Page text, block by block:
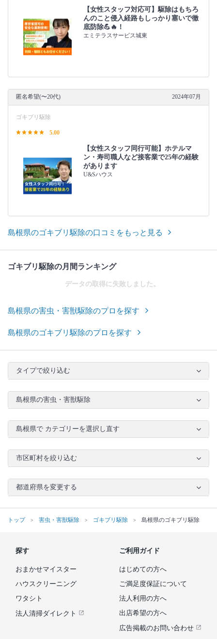
【女性スタッフ対応可】駆除はもちろ
んのこと侵入経路もしっかり塞いで徹
底防除💪🔥！
エミテラスサービス城東
匿名希望(〜20代) 2024年07月
ゴキブリ駆除
5.00
【女性スタッフ同行可能】ホテルマ
ン・寿司職人など接客業で25年の経験
があります
U&Sハウス
島根県のゴキブリ駆除の口コミをもっと見る
ゴキブリ駆除の月間ランキング
データの取得に失敗しました。
島根県の害虫・害獣駆除のプロを探す
島根県のゴキブリ駆除のプロを探す
タイプで絞り込む
島根県の害虫・害獣駆除
島根県で カテゴリーを選択し直す
市区町村を絞り込む
都道府県を変更する
トップ 害虫・害獣駆除 ゴキブリ駆除 島根県のゴキブリ駆除
探す
おまかせマイスター
ハウスクリーニング
ワタシト
法人清掃ダイレクト
ご利用ガイド
はじめての方へ
ご満足度保証について
法人利用の方へ
出店希望の方へ
広告掲載のお問い合わせ